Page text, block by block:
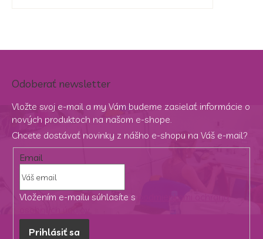
Odoberať newsletter
Vložte svoj e-mail a my Vám budeme zasielať informácie o
nových produktoch na našom e-shope.
Chcete dostávať novinky z nášho e-shopu na Váš e-mail?
Email
Vložením e-mailu súhlasíte s
Prihlásiť sa